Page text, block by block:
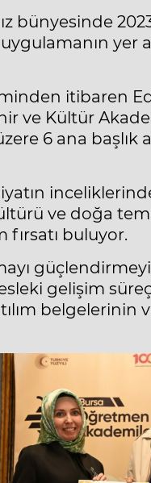
bünyesinde
yer
itibaren
ve Kültür
6 ana başlık
ve doğa
buluyor.
gelişim
belgelerinin